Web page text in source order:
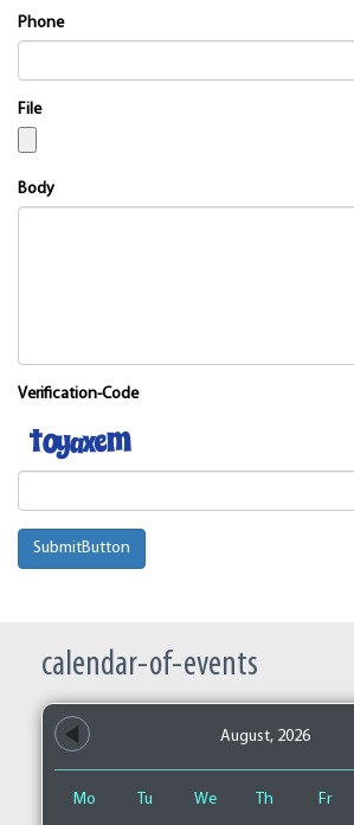
Phone
File
Body
Verification-Code
SubmitButton
calendar-of-events
August, 2026
Mo Tu We Th Fr